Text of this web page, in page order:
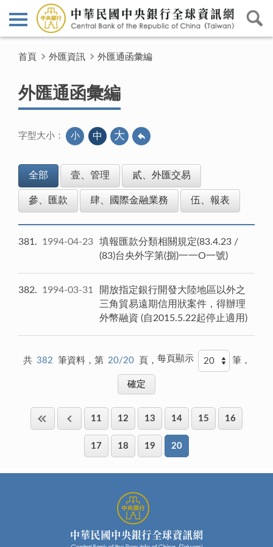
首頁 外匯資訊 外匯通函彙編
外匯通函彙編
字型大小： 小 中 大
全部 壹、管理 貳、外匯交易
參、匯款 肆、國際金融業務 伍、報表
381 1994-04-23
填報匯款分類相關規定(83.4.23 /
(83)台央外字第(捌)一一O一號)
382 1994-03-31
開放指定銀行開發大陸地區以外之
三角貿易遠期信用狀案件，得辦理
外幣融資 (自2015.5.22起停止適用)
共 382 筆資料，第 20/20 頁， 每頁顯示 筆，
11 12 13 14 15 16
17 18 19 20